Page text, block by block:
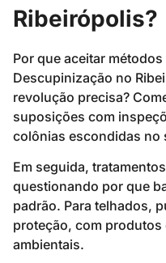
Ribeirópolis?
Por que aceitar
Descupinização no
revolução precisa?
suposições com
colônias escondidas no
Em seguida,
questionando por que
padrão. Para telhados,
proteção, com
ambientais.